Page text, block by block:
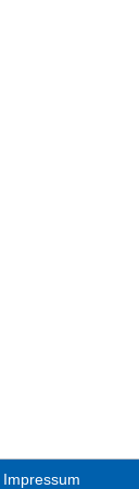
Impressum